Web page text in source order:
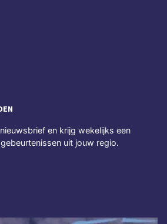
en krijg wekelijks een
uit jouw regio.